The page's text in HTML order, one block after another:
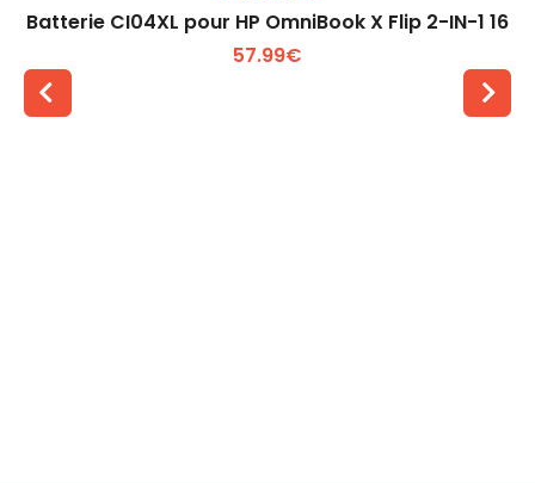
Batterie CI04XL pour HP OmniBook X Flip 2-IN-1 16
57.99€